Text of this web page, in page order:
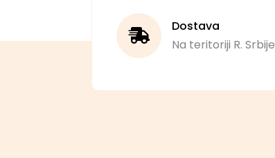
Dostava
Na teritoriji R. Srbije